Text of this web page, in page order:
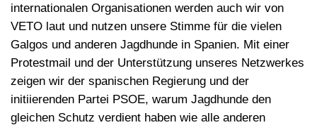
internationalen Organisationen werden auch wir von
VETO laut und nutzen unsere Stimme für die vielen
Galgos und anderen Jagdhunde in Spanien. Mit einer
Protestmail und der Unterstützung unseres Netzwerkes
zeigen wir der spanischen Regierung und der
initiierenden Partei PSOE, warum Jagdhunde den
gleichen Schutz verdient haben wie alle anderen